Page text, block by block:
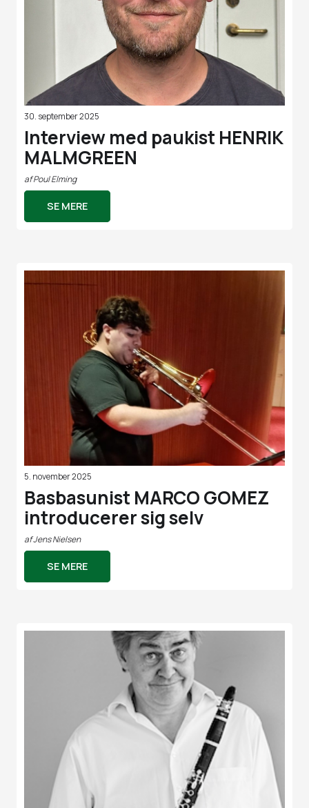
30. september 2025
Interview med paukist HENRIK
MALMGREEN
afPoul Elming
SE MERE
5. november 2025
Basbasunist MARCO GOMEZ
introducerer sig selv
afJens Nielsen
SE MERE